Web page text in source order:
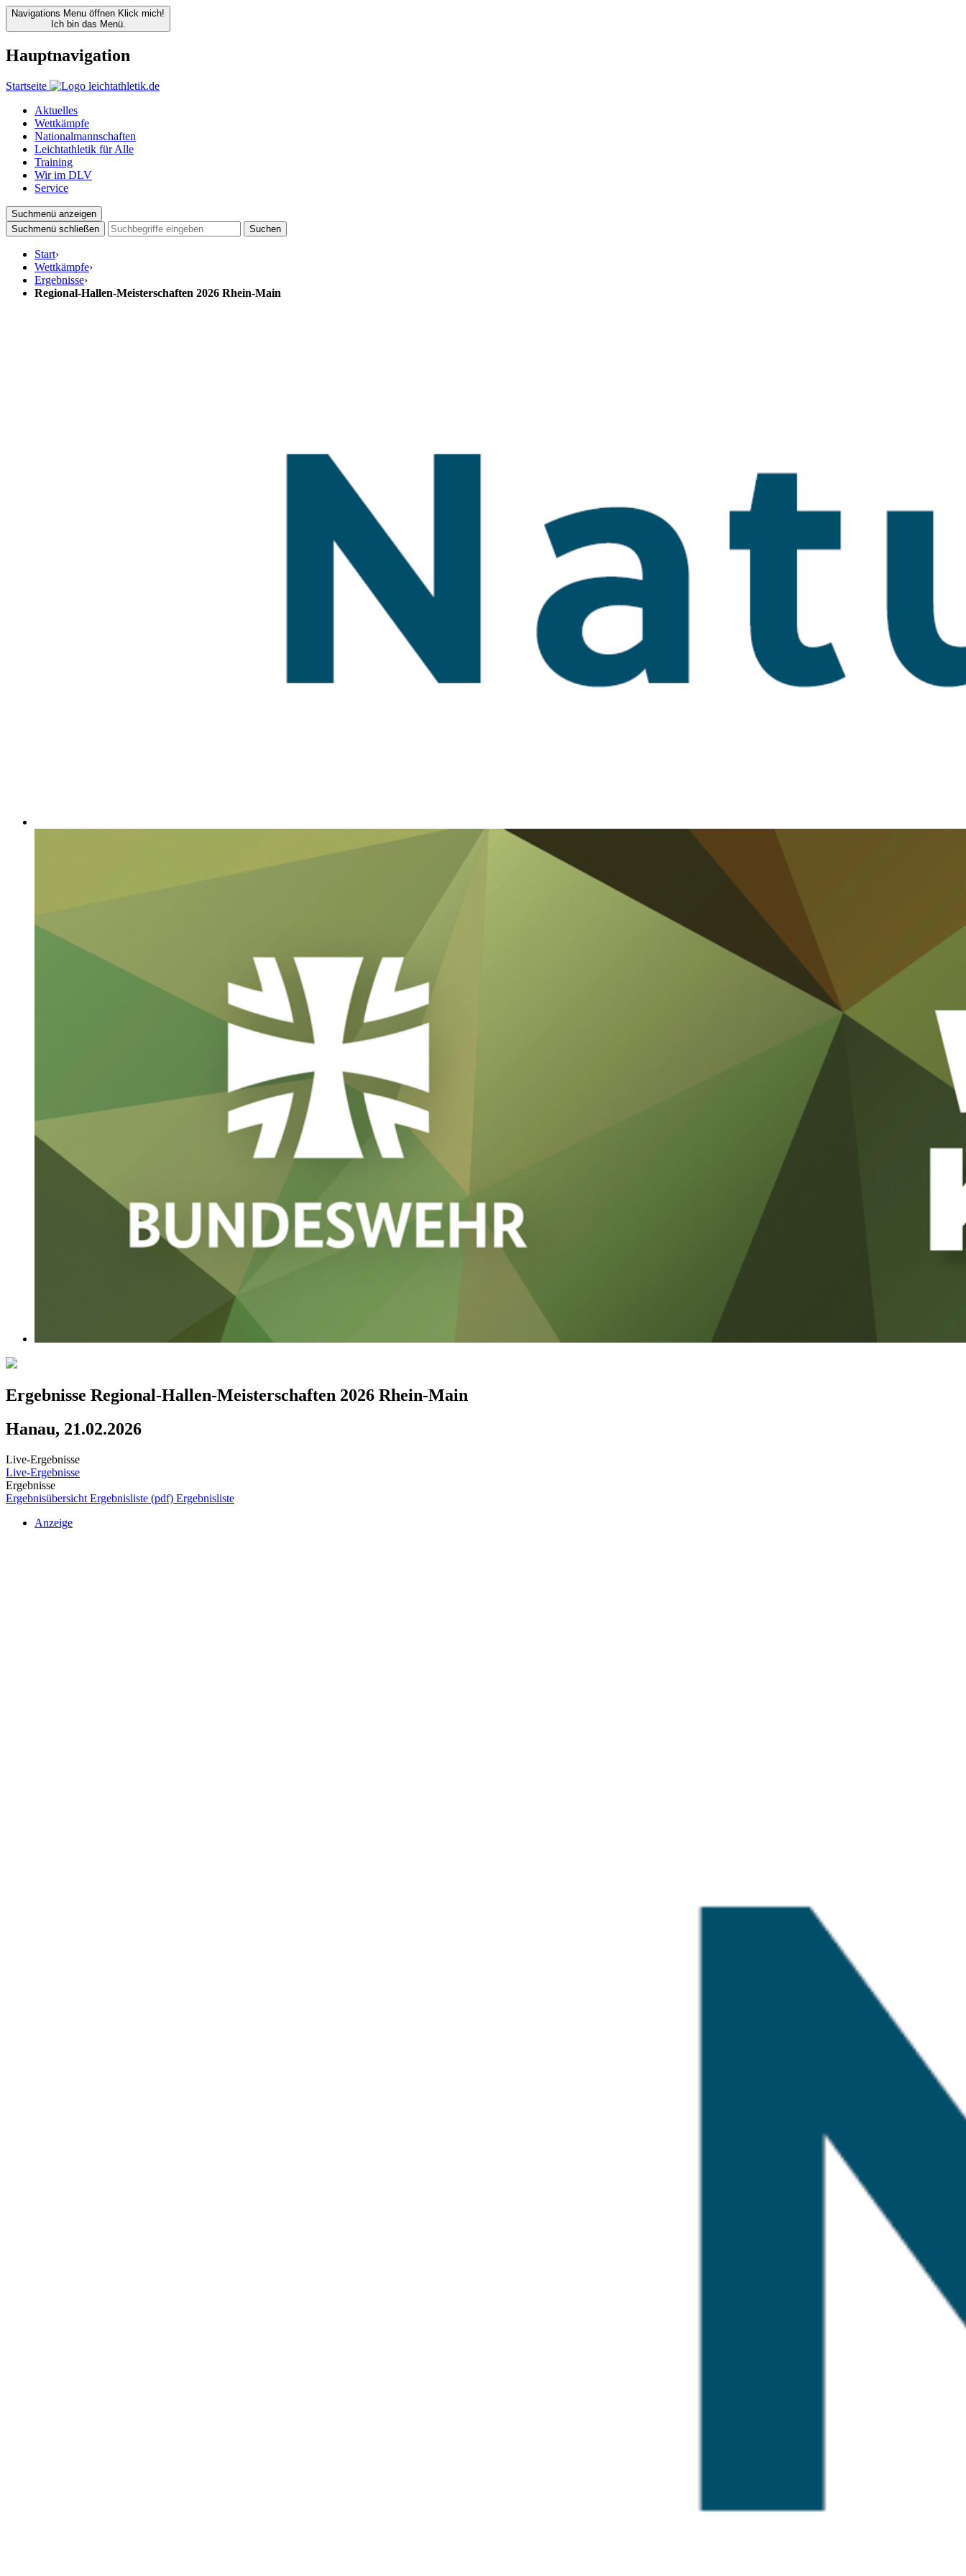
Navigations Menu öffnen Klick mich!
Ich bin das Menü.
Hauptnavigation
Startseite
Aktuelles
Wettkämpfe
Nationalmannschaften
Leichtathletik für Alle
Training
Wir im DLV
Service
Suchmenü anzeigen
Suchmenü schließen
Suchen
Start›
Wettkämpfe›
Ergebnisse›
Regional-Hallen-Meisterschaften 2026 Rhein-Main
Ergebnisse Regional-Hallen-Meisterschaften 2026 Rhein-Main
Hanau, 21.02.2026
Live-Ergebnisse
Live-Ergebnisse
Ergebnisse
Ergebnisübersicht Ergebnisliste (pdf) Ergebnisliste
Anzeige